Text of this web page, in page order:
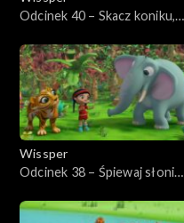
Odcinek 40 – Skacz koniku,
Wissper
Odcinek 38 – Śpiewaj słoniu,